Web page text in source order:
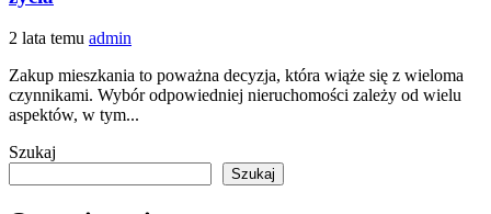
2 lata temu admin
Zakup mieszkania to poważna decyzja, która wiąże się z wieloma
czynnikami. Wybór odpowiedniej nieruchomości zależy od wielu
aspektów, w tym...
Szukaj
Szukaj